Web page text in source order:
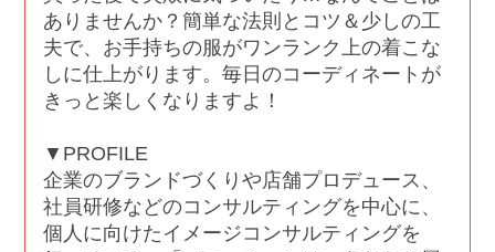
ありませんか？簡単な法則とコツ＆少しの工
夫で、お手持ちの服がワンランク上の着こな
しに仕上がります。毎日のコーディネートが
きっと楽しくなりますよ！
▼PROFILE
企業のブランドづくりや店舗プロデュース、
社員研修などのコンサルティングを中心に、
個人に向けたイメージコンサルティングを